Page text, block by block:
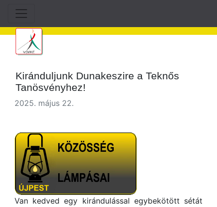
Kiránduljunk Dunakeszire a Teknős
Tanösvényhez!
2025. május 22.
Van kedved egy kirándulással egybekötött sétát